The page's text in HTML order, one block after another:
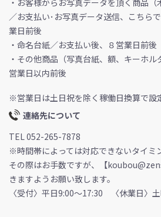
・お客様からお写真データを頂く商品（
／お支払い･お写真データ送信、こちら
業日前後
・命名台紙／お支払い後、８営業日前後
・その他商品（写真台紙、額、キーホ
営業日以内前後
※営業日は土日祝を除く稼働日換算で設
連絡先について
TEL 052-265-7878
※時間帯によっては対応できないタイミ
その際はお手数ですが、【
きますようお願い致します。
〈受付〉平日9:00～17:30 〈休業日〉